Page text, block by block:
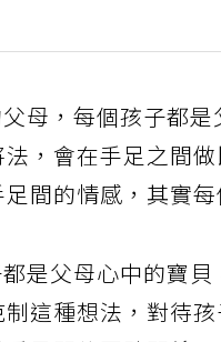
父母，每個孩子都
，會在手足之間
間的情感，其實
都是父母心中的寶
這種想法，對待